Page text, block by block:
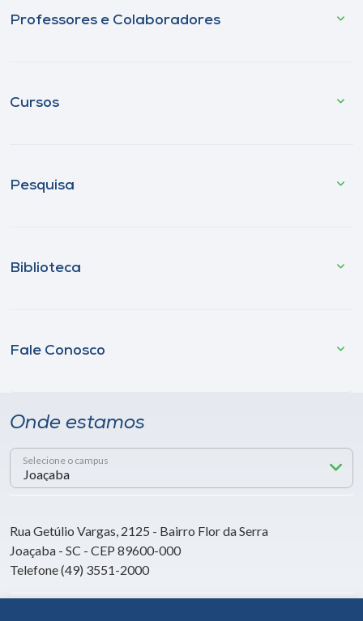
Professores e Colaboradores
Cursos
Pesquisa
Biblioteca
Fale Conosco
Onde estamos
Selecione o campus
Rua Getúlio Vargas, 2125 - Bairro Flor da Serra
Joaçaba - SC - CEP 89600-000
Telefone (49) 3551-2000